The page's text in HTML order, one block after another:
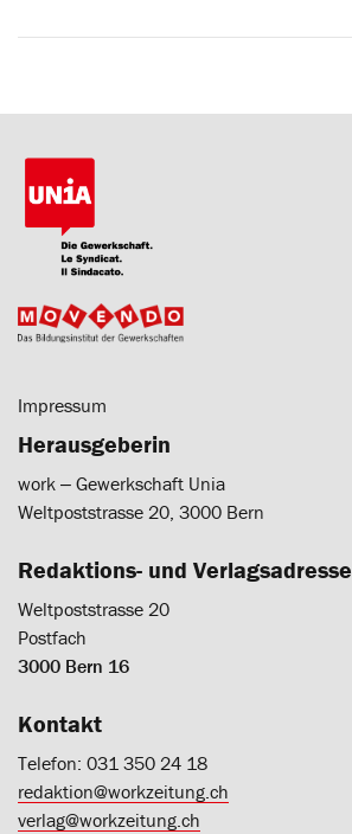
Impressum
Herausgeberin
work ‒ Gewerkschaft Unia
Weltpoststrasse 20, 3000 Bern
Redaktions- und Verlagsadresse
Weltpoststrasse 20
Postfach
3000 Bern 16
Kontakt
Telefon: 031 350 24 18
redaktion@workzeitung.ch
verlag@workzeitung.ch